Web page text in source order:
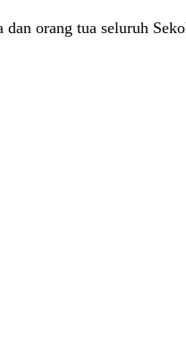
dan orang tua seluruh